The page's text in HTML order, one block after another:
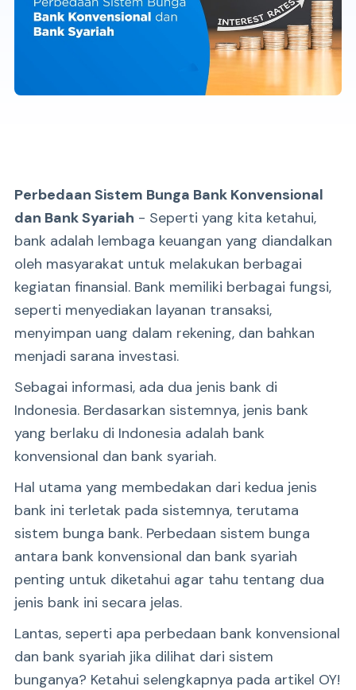
Perbedaan Sistem Bunga Bank Konvensional
dan Bank Syariah - Seperti yang kita ketahui,
bank adalah lembaga keuangan yang diandalkan
oleh masyarakat untuk melakukan berbagai
kegiatan finansial. Bank memiliki berbagai fungsi,
seperti menyediakan layanan transaksi,
menyimpan uang dalam rekening, dan bahkan
menjadi sarana investasi.
Sebagai informasi, ada dua jenis bank di
Indonesia. Berdasarkan sistemnya, jenis bank
yang berlaku di Indonesia adalah bank
konvensional dan bank syariah.
Hal utama yang membedakan dari kedua jenis
bank ini terletak pada sistemnya, terutama
sistem bunga bank. Perbedaan sistem bunga
antara bank konvensional dan bank syariah
penting untuk diketahui agar tahu tentang dua
jenis bank ini secara jelas.
Lantas, seperti apa perbedaan bank konvensional
dan bank syariah jika dilihat dari sistem
bunganya? Ketahui selengkapnya pada artikel OY!